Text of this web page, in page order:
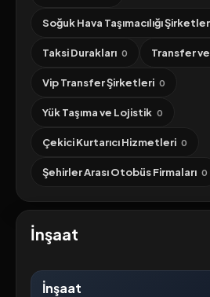
Soğuk Hava Taşımacılığı
Taksi Durakları 0 Transfer
Vip Transfer Şirketleri 0
Yük Taşıma ve Lojistik 0
Çekici Kurtarıcı Hizmetleri 0
Şehirler Arası Otobüs Firmaları 0
İnşaat
İnşaat